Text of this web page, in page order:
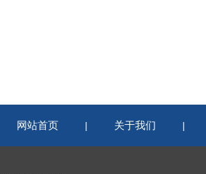
网站首页 | 关于我们 |